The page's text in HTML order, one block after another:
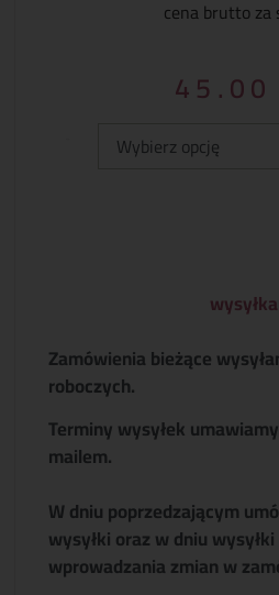
cena brutto za
45.00
wysyłka
Zamówienia bieżące
roboczych.
Terminy wysyłek
mailem.
W dniu poprzedzającym
wysyłki oraz w dniu
wprowadzania zmian w